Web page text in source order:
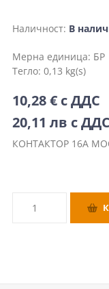
Наличност: В
Мерна единица: БР
Тегло:0,13 kg(s)
10,28 € с ДДС
20,11 лв с ДДС
КОНТАКТОР 16A